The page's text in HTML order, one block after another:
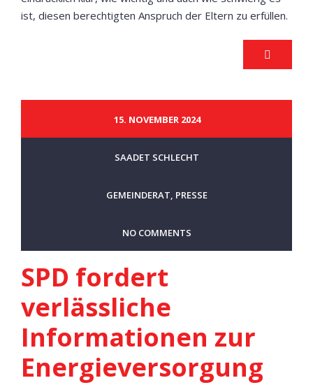
ist, diesen berechtigten Anspruch der Eltern zu erfüllen.
15. NOVEMBER 2024
SAADET SCHLECHT
GEMEINDERAT, PRESSE
NO COMMENTS
SPD fordert
verlässliche
Informationen zur
Energieversorgung